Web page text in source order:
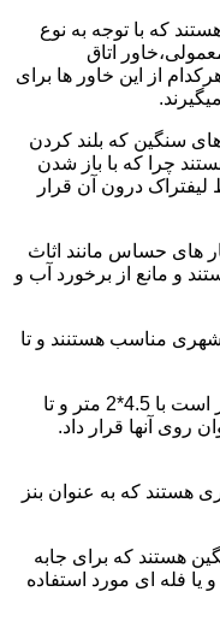
که با توجه به نوع
اتاق
از این خاور ها برای
سنگین که بلند کردن
چرا که با باز شدن
لیفتراک درون آن قرار
های حساس مانند اثاث
و مانع از برخورد آب و
مناسب هستنند و تا
ابعاد بارگیر خاور ها به طور متوسط برابر است با 4.5*2 متر و تا
هستند که به عنوان بنز
هستند که برای جابه
یا فله ای مورد استفاده